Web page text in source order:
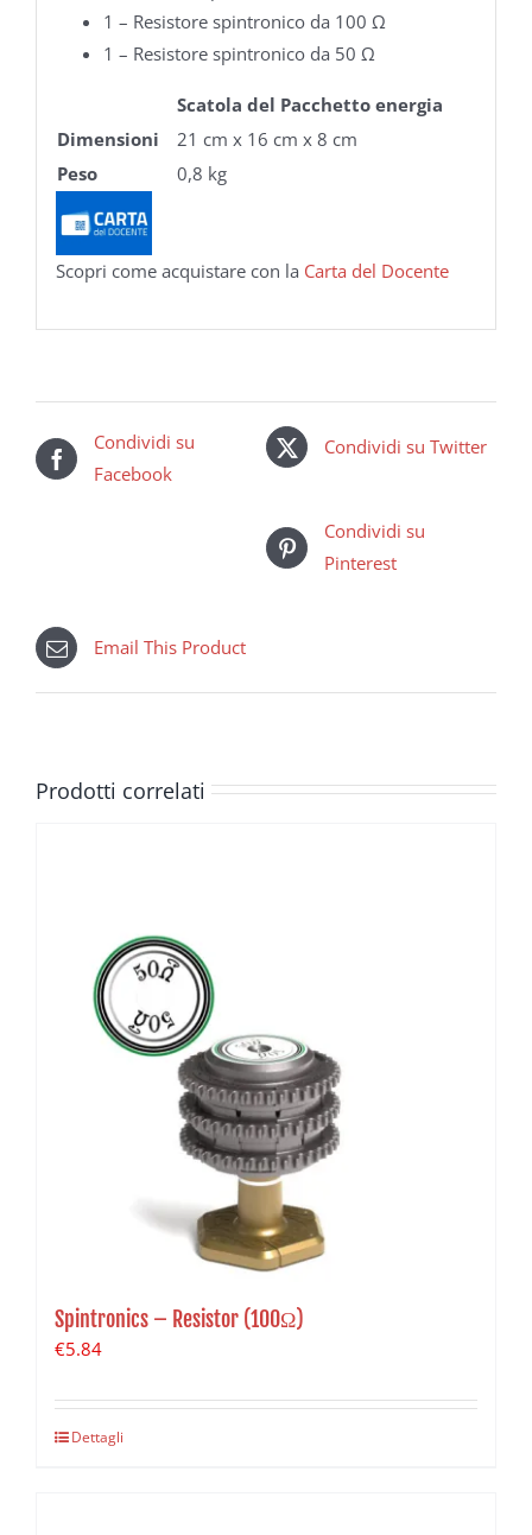
1 – Resistore spintronico da 100 Ω
1 – Resistore spintronico da 50 Ω
Scatola del Pacchetto energia
Dimensioni
21 cm x 16 cm x 8 cm
Peso
0,8 kg
Scopri come acquistare con la Carta del Docente
Condividi su
Facebook
Condividi su Twitter
Condividi su
Pinterest
Email This Product
Prodotti correlati
Spintronics – Resistor (100Ω)
€5.84
Dettagli